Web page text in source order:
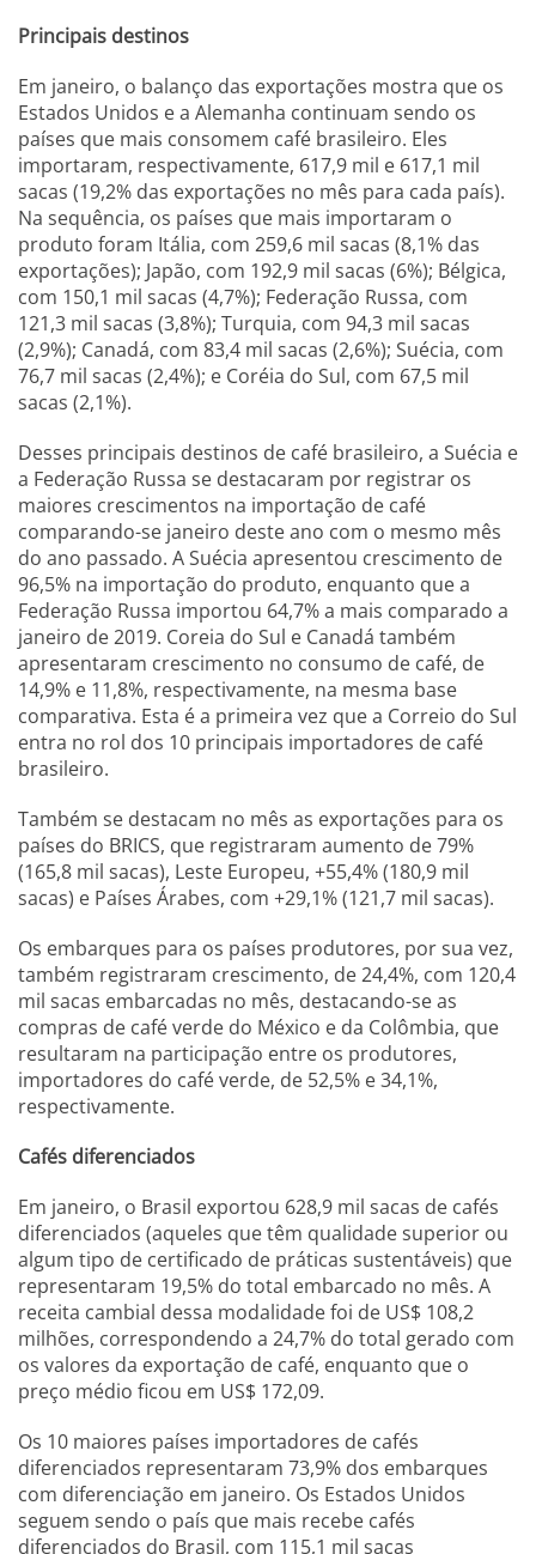
Principais destinos
Em janeiro, o balanço das exportações mostra que os
Estados Unidos e a Alemanha continuam sendo os
países que mais consomem café brasileiro. Eles
importaram, respectivamente, 617,9 mil e 617,1 mil
sacas (19,2% das exportações no mês para cada país).
Na sequência, os países que mais importaram o
produto foram Itália, com 259,6 mil sacas (8,1% das
exportações); Japão, com 192,9 mil sacas (6%); Bélgica,
com 150,1 mil sacas (4,7%); Federação Russa, com
121,3 mil sacas (3,8%); Turquia, com 94,3 mil sacas
(2,9%); Canadá, com 83,4 mil sacas (2,6%); Suécia, com
76,7 mil sacas (2,4%); e Coréia do Sul, com 67,5 mil
sacas (2,1%).
Desses principais destinos de café brasileiro, a Suécia e
a Federação Russa se destacaram por registrar os
maiores crescimentos na importação de café
comparando-se janeiro deste ano com o mesmo mês
do ano passado. A Suécia apresentou crescimento de
96,5% na importação do produto, enquanto que a
Federação Russa importou 64,7% a mais comparado a
janeiro de 2019. Coreia do Sul e Canadá também
apresentaram crescimento no consumo de café, de
14,9% e 11,8%, respectivamente, na mesma base
comparativa. Esta é a primeira vez que a Correio do Sul
entra no rol dos 10 principais importadores de café
brasileiro.
Também se destacam no mês as exportações para os
países do BRICS, que registraram aumento de 79%
(165,8 mil sacas), Leste Europeu, +55,4% (180,9 mil
sacas) e Países Árabes, com +29,1% (121,7 mil sacas).
Os embarques para os países produtores, por sua vez,
também registraram crescimento, de 24,4%, com 120,4
mil sacas embarcadas no mês, destacando-se as
compras de café verde do México e da Colômbia, que
resultaram na participação entre os produtores,
importadores do café verde, de 52,5% e 34,1%,
respectivamente.
Cafés diferenciados
Em janeiro, o Brasil exportou 628,9 mil sacas de cafés
diferenciados (aqueles que têm qualidade superior ou
algum tipo de certificado de práticas sustentáveis) que
representaram 19,5% do total embarcado no mês. A
receita cambial dessa modalidade foi de US$ 108,2
milhões, correspondendo a 24,7% do total gerado com
os valores da exportação de café, enquanto que o
preço médio ficou em US$ 172,09.
Os 10 maiores países importadores de cafés
diferenciados representaram 73,9% dos embarques
com diferenciação em janeiro. Os Estados Unidos
seguem sendo o país que mais recebe cafés
diferenciados do Brasil, com 115,1 mil sacas